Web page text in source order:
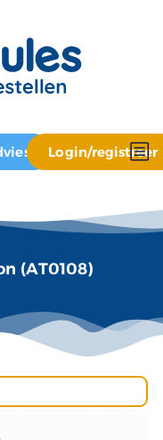
Login/registreer
(AT0108)